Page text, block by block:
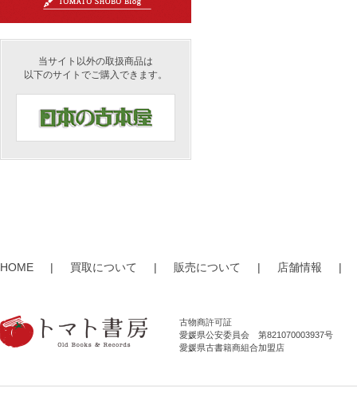
当サイト以外の取扱商品は
以下のサイトでご購入できます。
HOME | 買取について | 販売について | 店舗情報 |
古物商許可証
愛媛県公安委員会 第821070003937号
愛媛県古書籍商組合加盟店